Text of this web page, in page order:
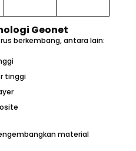
Geonet
berkembang, antara lain:
tinggi
material